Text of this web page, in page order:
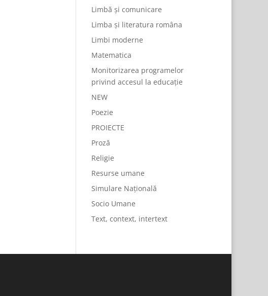
Limbă și comunicare
Limba și literatura româna
Limbi moderne
Matematica
Monitorizarea programelor
privind accesul la educație
NEW
Poezie
PROIECTE
Proză
Religie
Resurse umane
Simulare Națională
Socio Umane
Text, context, intertext